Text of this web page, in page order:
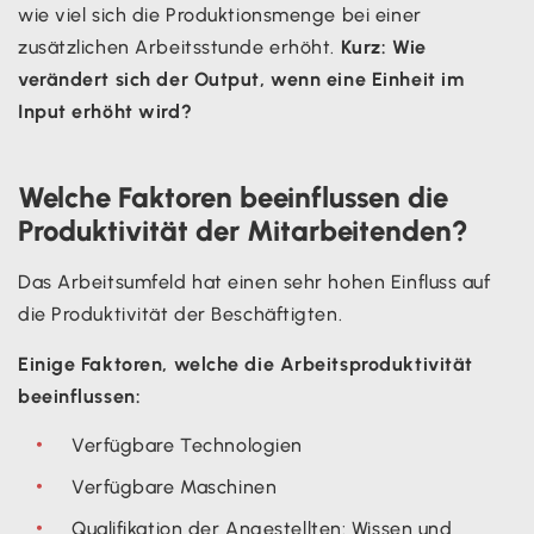
wie viel sich die Produktionsmenge bei einer
zusätzlichen Arbeitsstunde erhöht. Kurz: Wie
verändert sich der Output, wenn eine Einheit im
Input erhöht wird?
Welche Faktoren beeinflussen die
Produktivität der Mitarbeitenden?
Das Arbeitsumfeld hat einen sehr hohen Einfluss auf
die Produktivität der Beschäftigten.
Einige Faktoren, welche die Arbeitsproduktivität
beeinflussen:
Verfügbare Technologien
Verfügbare Maschinen
Qualifikation der Angestellten: Wissen und